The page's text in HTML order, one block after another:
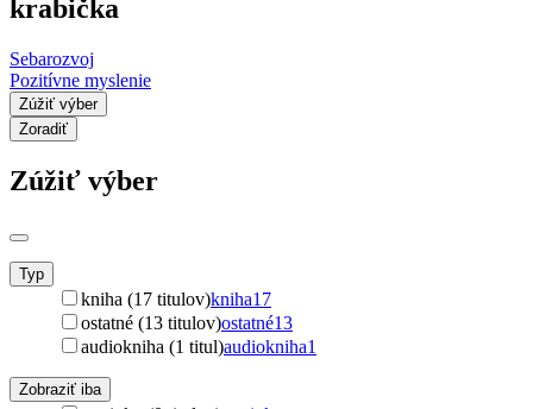
krabička
Sebarozvoj
Pozitívne myslenie
Zúžiť výber
Zoradiť
Zúžiť výber
Typ
kniha (17 titulov)kniha17
ostatné (13 titulov)ostatné13
audiokniha (1 titul)audiokniha1
Zobraziť iba